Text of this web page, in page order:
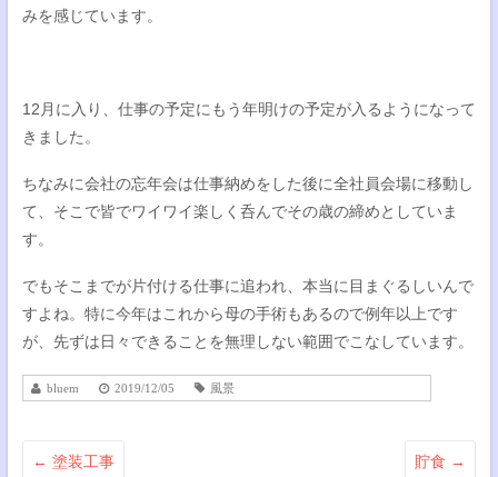
みを感じています。
12月に入り、仕事の予定にもう年明けの予定が入るようになって
きました。
ちなみに会社の忘年会は仕事納めをした後に全社員会場に移動し
て、そこで皆でワイワイ楽しく呑んでその歳の締めとしていま
す。
でもそこまでが片付ける仕事に追われ、本当に目まぐるしいんで
すよね。特に今年はこれから母の手術もあるので例年以上です
が、先ずは日々できることを無理しない範囲でこなしています。
bluem 2019/12/05 風景
← 塗装工事 貯食 →